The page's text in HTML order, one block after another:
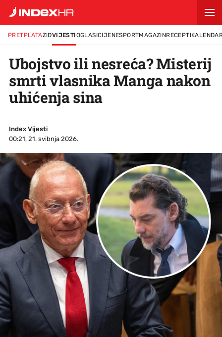
PRETPLATAZIDVIJESTIOGLASICIJENESPORTMAGAZINRECEPTI
Ubojstvo ili nesreća? Misterij
smrti vlasnika Manga nakon
uhićenja sina
Index Vijesti
00:21, 21. svibnja 2026.